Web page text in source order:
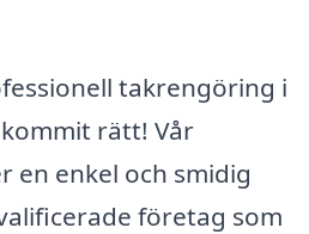
takrengöring i
rätt! Vår
en enkel och smidig
företag som